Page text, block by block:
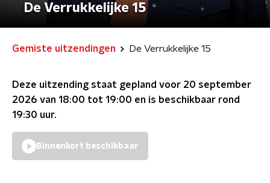
De Verrukkelijke 15
Gemiste uitzendingen De Verrukkelijke 15
Deze uitzending staat gepland voor 20 september
2026 van 18:00 tot 19:00 en is beschikbaar rond
19:30 uur.
Binnenkort beschikbaar